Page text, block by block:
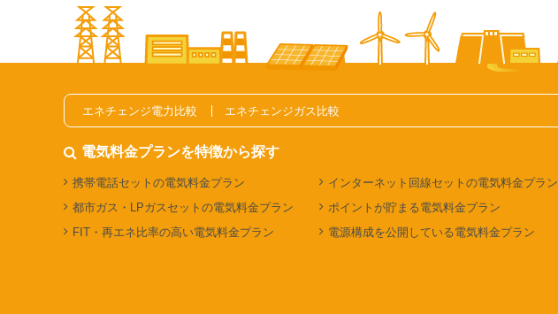
エネチェンジ電力比較 エネチェンジガス比較
電気料金プランを特徴から探す
携帯電話セットの電気料金プラン
インターネット回線セットの電気料金プラン
都市ガス・LPガスセットの電気料金プラン
ポイントが貯まる電気料金プラン
FIT・再エネ比率の高い電気料金プラン
電源構成を公開している電気料金プラン